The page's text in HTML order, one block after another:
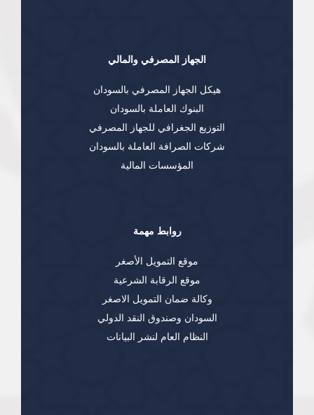
الجهاز المصرفي والمالي
هيكل الجهاز المصرفي بالسودان
البنوك العاملة بالسودان
التوزيع الجغرافي للجهاز المصرفي
شركات الصرافة العاملة بالسودان
المؤسسات المالية
روابط مهمة
موقع التمويل الأصغر
موقع الرقابة الشرعية
وكالة ضمان التمويل الاصغر
السودان وصندوق النقد الدولي
النظام العام لنشر البيانات